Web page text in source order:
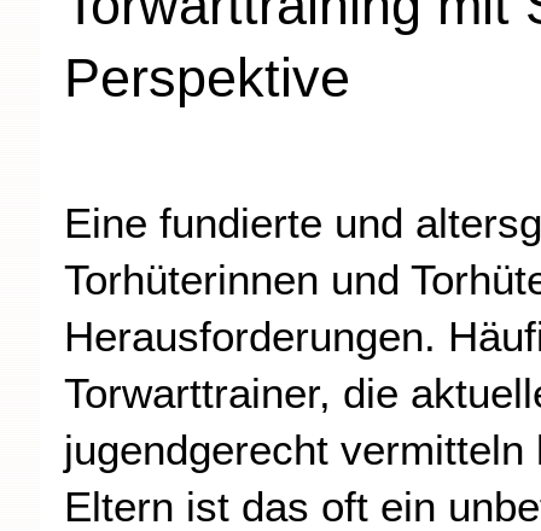
Perspektive
Eine fundierte und
Torhüterinnen und
Herausforderungen.
Torwarttrainer, die
jugendgerecht
Eltern ist das oft ein